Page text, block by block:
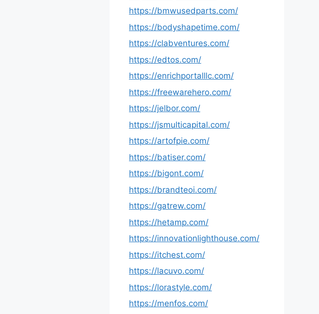
https://bmwusedparts.com/
https://bodyshapetime.com/
https://clabventures.com/
https://edtos.com/
https://enrichportalllc.com/
https://freewarehero.com/
https://jelbor.com/
https://jsmulticapital.com/
https://artofpie.com/
https://batiser.com/
https://bigont.com/
https://brandteoi.com/
https://gatrew.com/
https://hetamp.com/
https://innovationlighthouse.com/
https://itchest.com/
https://lacuvo.com/
https://lorastyle.com/
https://menfos.com/